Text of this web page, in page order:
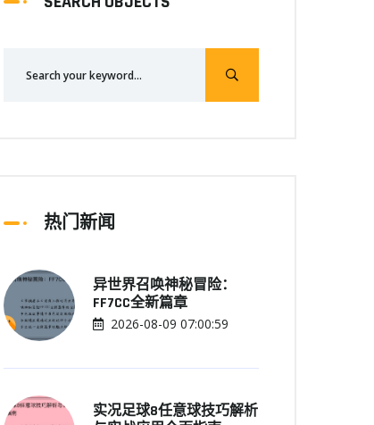
热门新闻
异世界召唤神秘冒险：
FF7CC全新篇章
2026-08-09 07:00:59
实况足球8任意球技巧解析